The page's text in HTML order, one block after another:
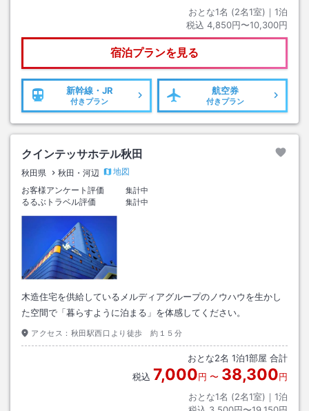
おとな1名 (2名1室)｜ 1泊
税込 4,850円〜10,300円
宿泊プランを見る
新幹線・JR
付きプラン
航空券
付きプラン
クインテッサホテル秋田
秋田県 秋田・河辺
地図
お客様アンケート評価
集計中
るるぶトラベル評価 集計中
木造住宅を供給しているメルディアグループのノウハウを生かし
た空間で「暮らすように泊まる」を体感してください。
アクセス： 秋田駅西口より徒歩 約１５分
おとな2名 1泊1部屋 合計
税込 7,000円 〜 38,300円
おとな1名 (2名1室)｜ 1泊